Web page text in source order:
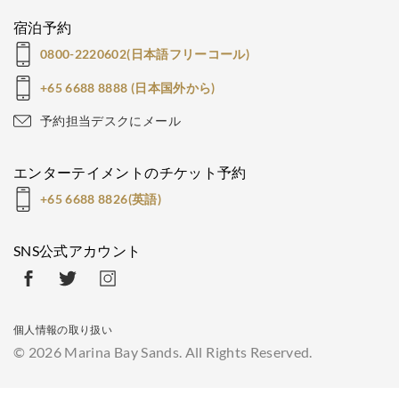
宿泊予約
0800-2220602(日本語フリーコール)
+65 6688 8888 (日本国外から)
予約担当デスクにメール
エンターテイメントのチケット予約
+65 6688 8826(英語)
SNS公式アカウント
個人情報の取り扱い
© 2026 Marina Bay Sands. All Rights Reserved.